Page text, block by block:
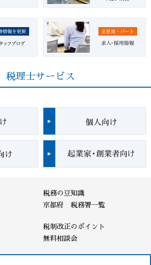
税理士サービス
税務の豆知識
京都府 税務署一覧
税制改正のポイント
無料相談会